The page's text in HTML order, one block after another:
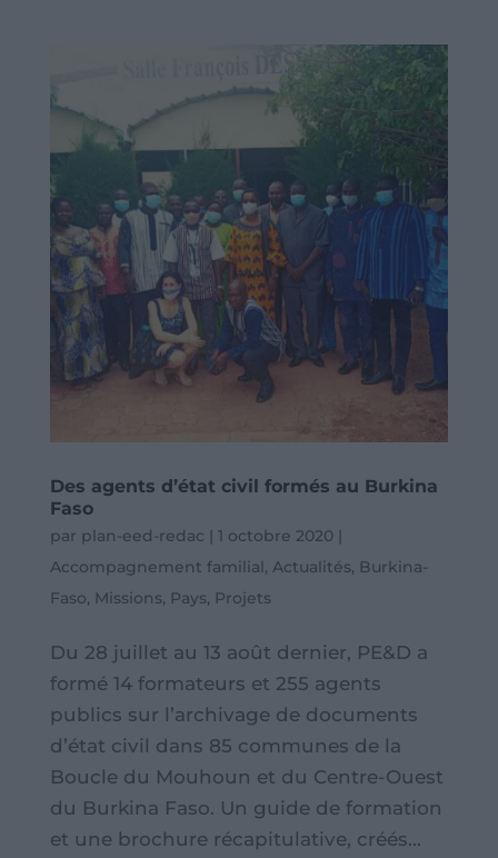
Des agents d’état civil formés au Burkina
Faso
par plan-eed-redac | 1 octobre 2020|
Accompagnement familial, Actualités, Burkina-
Faso, Missions, Pays, Projets
Du 28 juillet au 13 août dernier, PE&D a
formé 14 formateurs et 255 agents
publics sur l’archivage de documents
d’état civil dans 85 communes de la
Boucle du Mouhoun et du Centre-Ouest
du Burkina Faso. Un guide de formation
et une brochure récapitulative, créés...